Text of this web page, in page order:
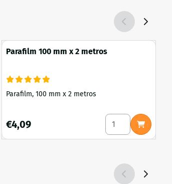
para Kit de reparación de 300 mm de
Parafilm 100 mm x 2 metros
Parafilm, 100 mm x 2 metros
Precio: 4,09
€4,09 Seleccionar